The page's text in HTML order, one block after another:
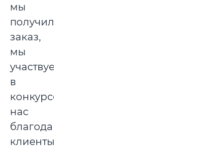
мы
получили
заказ,
мы
участвуем
в
конкурсе,
нас
благодарят
клиенты.